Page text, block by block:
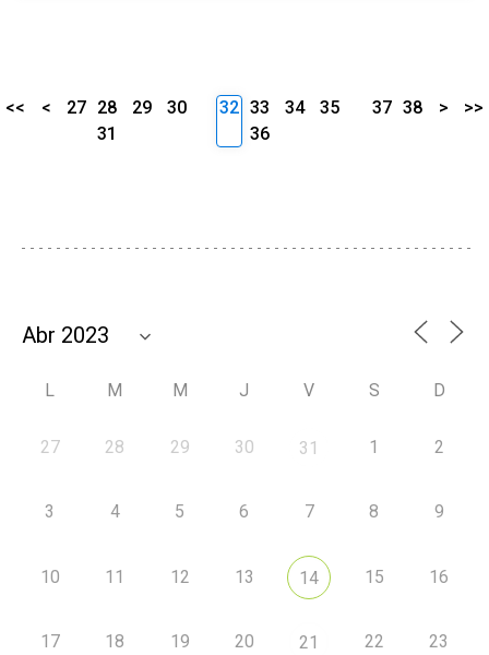
<< < 27 28 29
30
31
32 33 34
35
36
37 38 > >>
L M M J V S D
27 28 29 30 31 1 2
3 4 5 6 7 8 9
10 11 12 13 14 15 16
17 18 19 20 21 22 23